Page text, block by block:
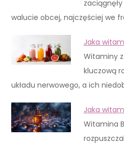
walucie obcej, najczęściej we
Jaka
Witaminy
kluczową
układu nerwowego, a ich
Jaka
Witamina